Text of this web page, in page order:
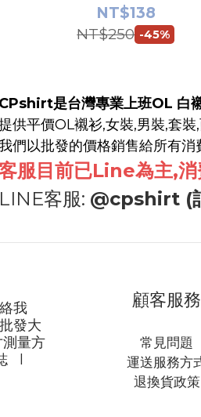
NT$138
NT$250 -45%
CPshirt是台灣專業上班OL 白
供平價OL襯衫,女裝,男裝,套裝
們以批發的價格銷售給所有消
服目前已Line為主,
LINE客服: @cpshirt (
我
批發大
測量方
l
顧客服務
常見問題
運送服務方
退換貨政策